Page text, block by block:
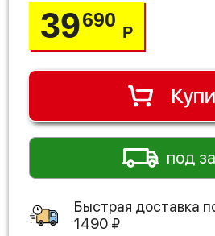
39690
Р
под
Быстрая доставка
1490 ₽